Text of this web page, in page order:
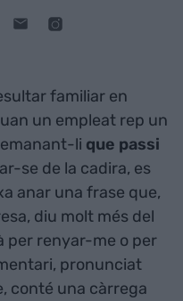
familiar en
un empleat rep un
li que passi
se de la cadira, es
anar una frase que,
diu molt més del
per renyar-me o per
pronunciat
conté una càrrega